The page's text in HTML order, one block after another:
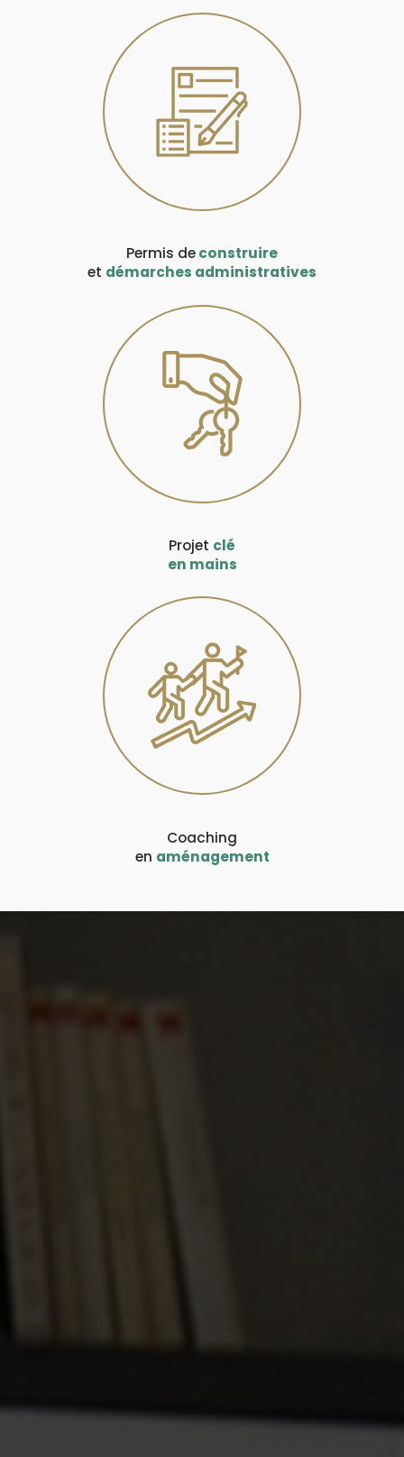
Permis deconstruire
et démarches administratives
Projet clé
en mains
Coaching
en aménagement